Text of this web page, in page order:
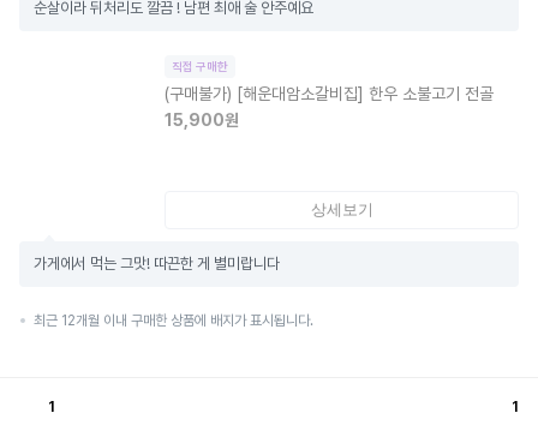
순살이라 뒤처리도 깔끔 ! 남편 최애 술 안주예요
직접 구매한
(구매불가) [해운대암소갈비집] 한우 소불고기 전골
15,900원
상세보기
가게에서 먹는 그맛! 따끈한 게 별미랍니다
최근 12개월 이내 구매한 상품에 배지가 표시됩니다.
1 1